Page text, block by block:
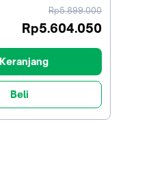
harga
sebelum
Rp5.899.000
Rp5.604.050
Beli